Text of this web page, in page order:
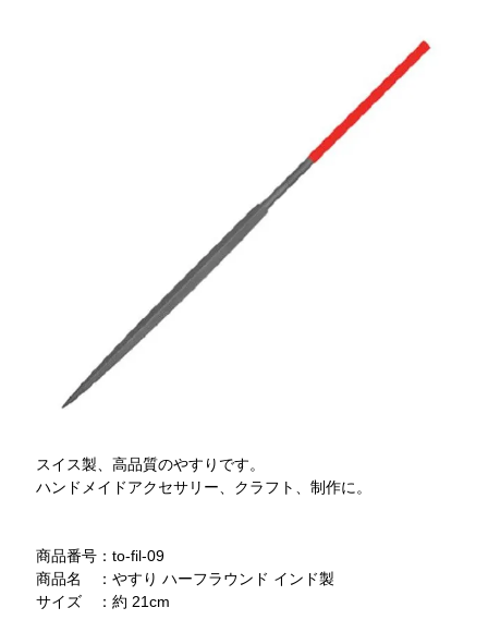
スイス製、高品質のやすりです。
ハンドメイドアクセサリー、クラフト、制作に。
商品番号：to-fil-09
商品名 ：やすり ハーフラウンド インド製
サイズ ：約 21cm